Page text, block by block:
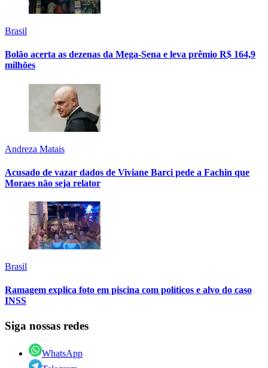
Brasil
Bolão acerta as dezenas da Mega-Sena e leva prêmio R$ 164,9
milhões
Andreza Matais
Acusado de vazar dados de Viviane Barci pede a Fachin que
Moraes não seja relator
Brasil
Ramagem explica foto em piscina com políticos e alvo do caso
INSS
Siga nossas redes
WhatsApp